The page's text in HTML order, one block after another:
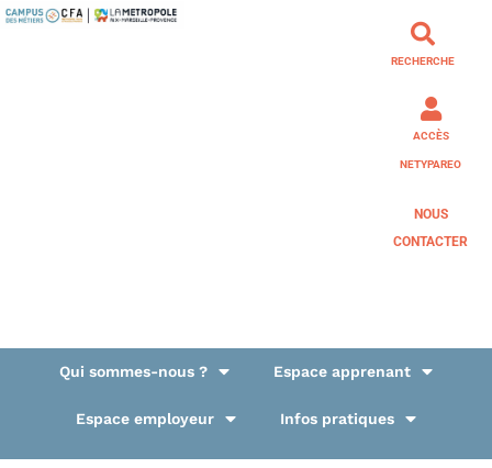
RECHERCHE
ACCÈS
NETYPAREO
NOUS
CONTACTER
Qui sommes-nous ? Espace apprenant
Espace employeur Infos pratiques